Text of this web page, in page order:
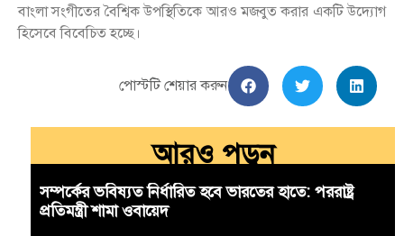
বাংলা সংগীতের বৈশ্বিক উপস্থিতিকে আরও মজবুত করার একটি উদ্যোগ
হিসেবে বিবেচিত হচ্ছে।
পোস্টটি শেয়ার করুন
আরও পড়ুন
সম্পর্কের ভবিষ্যত নির্ধারিত হবে ভারতের হাতে: পররাষ্ট্র
প্রতিমন্ত্রী শামা ওবায়েদ